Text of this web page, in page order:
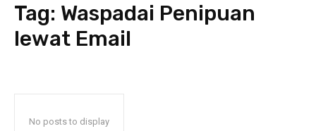
Tag: Waspadai Penipuan
lewat Email
No posts to display